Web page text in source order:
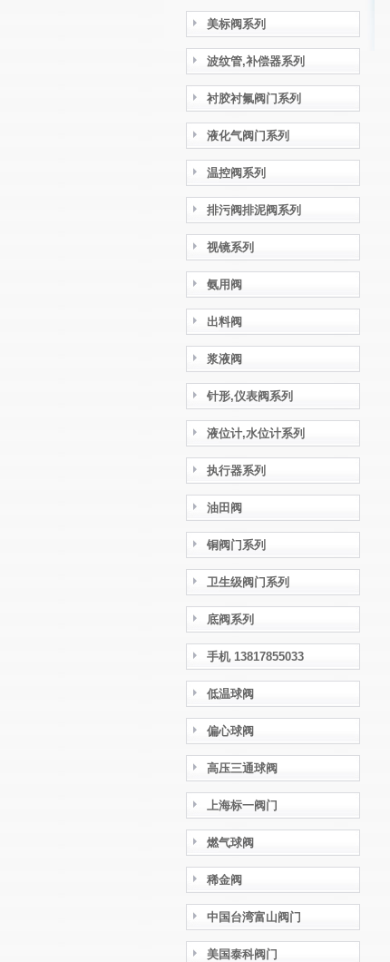
美标阀系列
波纹管,补偿器系列
衬胶衬氟阀门系列
液化气阀门系列
温控阀系列
排污阀排泥阀系列
视镜系列
氨用阀
出料阀
浆液阀
针形,仪表阀系列
液位计,水位计系列
执行器系列
油田阀
铜阀门系列
卫生级阀门系列
底阀系列
手机 13817855033
低温球阀
偏心球阀
高压三通球阀
上海标一阀门
燃气球阀
稀金阀
中国台湾富山阀门
美国泰科阀门